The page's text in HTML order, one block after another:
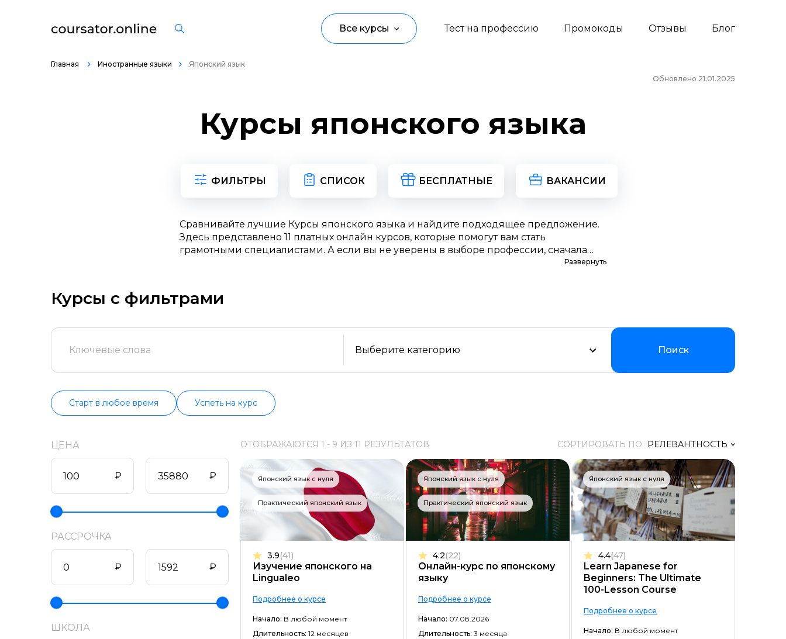
Тест на профессию Промокоды Отзывы Блог
Все курсы
Дизайн
Аналитика
Иностранные языки
Детям
Спорт
Саморазвитие
Другое
Главная Иностранные языки
Японский язык
Обновлено 21.01.2025
Курсы японского языка
ФИЛЬТРЫ СПИСОК БЕСПЛАТНЫЕ ВАКАНСИИ
Сравнивайте лучшие Курсы японского языка и найдите подходящее предложение.
Здесь представлено 11 платных онлайн курсов, которые помогут вам стать
грамотными специалистами. А если вы не уверены в выборе профессии, сначала
попробуйте бесплатные варианты. Большой выбор обучающих программ по цене,
Развернуть
Курсы с фильтрами
Выберите категорию
Web-разработка
Python-разработка
Мобильная разработка
JavaScript-разработка
Frontend-разработка
Разработка игр
Системное администрирование
Java-разработка
Android-разработка
Поиск
Старт в любое время Успеть на курс
ЦЕНА
₽ ₽
РАССРОЧКА
₽ ₽
ШКОЛА
ОТОБРАЖАЮТСЯ 1 - 9 ИЗ 11 РЕЗУЛЬТАТОВ СОРТИРОВАТЬ ПО: РЕЛЕВАНТНОСТЬ
Релевантность
Заголовок
Цена ↑
Цена ↓
Рассрочка ↑
Рассрочка ↓
Японский язык с нуля
Практический японский язык
Изучение японского на
Lingualeo
3.9(41)
Подробнее о курсе
Начало: В любой момент
Длительность: 12 месяцев
Японский язык с нуля
Практический японский язык
Онлайн-курс по японскому
языку
4.2(22)
Подробнее о курсе
Начало: 07.08.2026
Длительность: 3 месяца
Японский язык с нуля
Learn Japanese for
Beginners: The Ultimate
100-Lesson Course
4.4(47)
Подробнее о курсе
Начало: В любой момент